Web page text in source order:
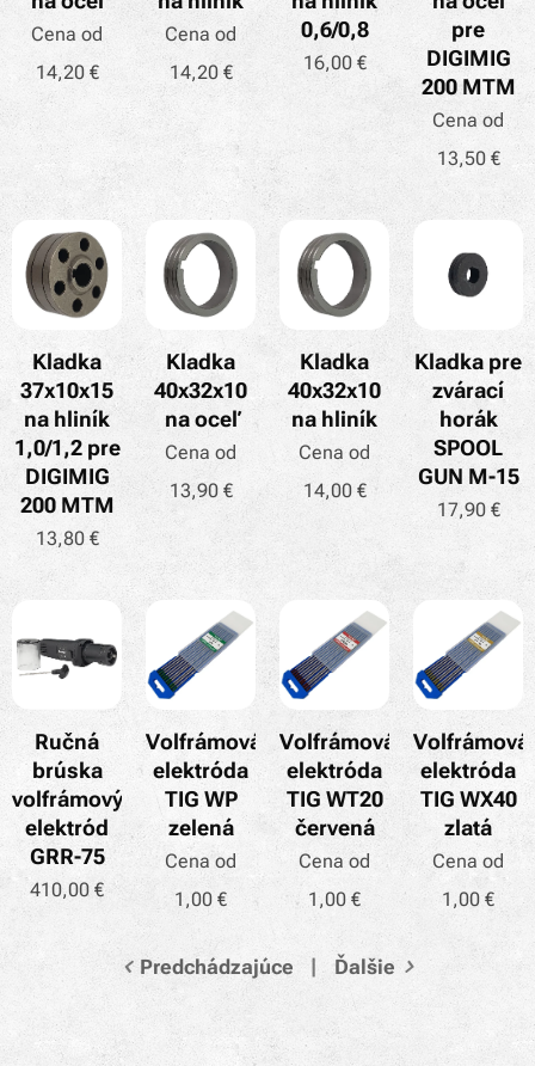
Cena od
14,20€
Cena od
14,20€
0,6/0,8
16,00€
pre
DIGIMIG
200 MTM
Cena od
13,50€
Kladka
37x10x15
na hliník
1,0/1,2 pre
DIGIMIG
200 MTM
13,80€
Kladka
40x32x10
na oceľ
Cena od
13,90€
Kladka
40x32x10
na hliník
Cena od
14,00€
Kladka pre
zvárací
horák
SPOOL
GUN M-15
17,90€
Ručná
brúska
volfrámových
elektród
GRR-75
410,00 €
Volfrámová
elektróda
TIG WP
zelená
Cena od
1,00 €
Volfrámová
elektróda
TIG WT20
červená
Cena od
1,00 €
Volfrámová
elektróda
TIG WX40
zlatá
Cena od
1,00 €
Predchádzajúce Ďalšie